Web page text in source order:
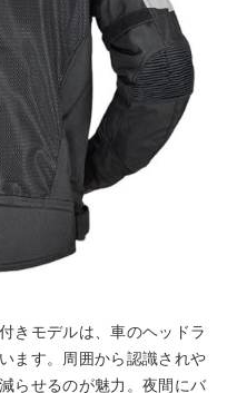
きモデルは、車のヘッドラ
ます。周囲から認識されや
らせるのが魅力。夜間にバ